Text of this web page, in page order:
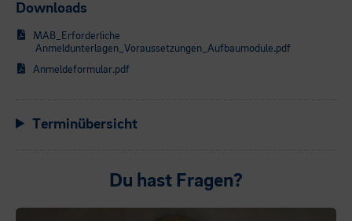
Downloads
MAB_Erforderliche
Anmeldunterlagen_Voraussetzungen_Aufbaumodule.pdf
Anmeldeformular.pdf
Terminübersicht
Du hast Fragen?